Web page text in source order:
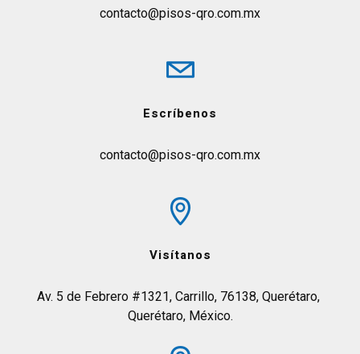
contacto@pisos-qro.com.mx
Escríbenos
contacto@pisos-qro.com.mx
Visítanos
Av. 5 de Febrero #1321, Carrillo, 76138, Querétaro,
Querétaro, México.